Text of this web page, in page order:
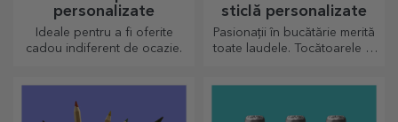
personalizate
Ideale pentru a fi oferite
cadou indiferent de ocazie.
sticlă personalizate
Pasionații în bucătărie merită
toate laudele. Tocătoarele în